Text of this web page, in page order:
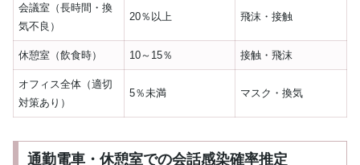
会議室（長時間・換
気不良）
20％以上 飛沫・接触
休憩室（飲食時） 10～15％ 接触・飛沫
オフィス全体（適切
対策あり）
5％未満 マスク・換気
通勤電車・休憩室での会話感染確率推定